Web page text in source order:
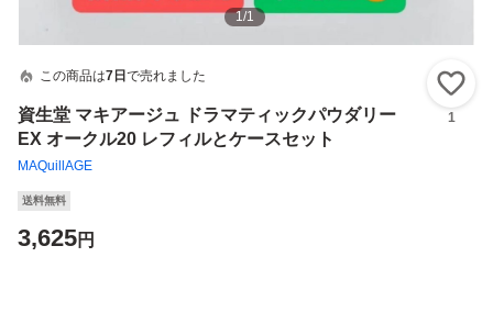
1/1
この商品は7日 で売れました
資生堂 マキアージュ ドラマティックパウダリー
EX オークル20 レフィルとケースセット
MAQuillAGE
1
送料無料
3,625円